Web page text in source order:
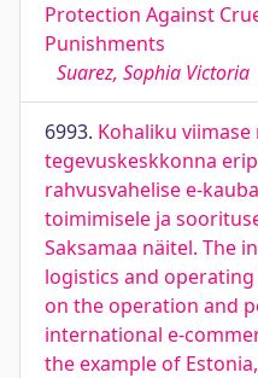
Protection Against
Punishments
Suarez, Sophia Victoria
6993. Kohaliku
tegevuskeskkonna
rahvusvahelise e-
toimimisele ja
Saksamaa näitel. The
logistics and
on the operation and
international e-
the example of